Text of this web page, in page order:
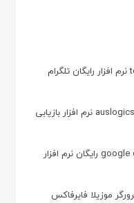
دانلود telegram Desktop 6.5.1 نرم افزار رایگان تلگرام
دانلود auslogics file recovery Pro 12.1.1 نرم افزار بازیابی
دانلود google chrome 145.0.7632.117 رایگان نرم افزار